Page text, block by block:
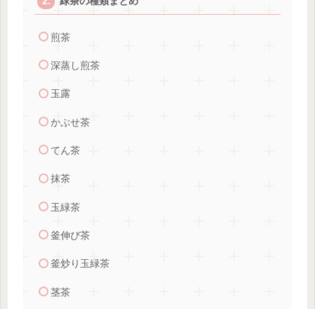
煎茶
深蒸し煎茶
玉露
かぶせ茶
てん茶
抹茶
玉緑茶
釜伸び茶
釜炒り玉緑茶
茎茶